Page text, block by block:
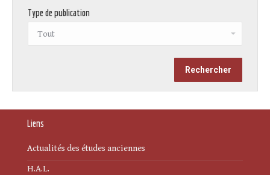
Type de publication
Liens
Actualités des études anciennes
H.A.L.